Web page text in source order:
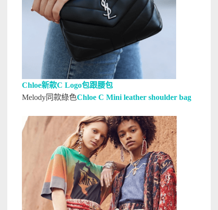
Chloe新款C Logo包跟腰包
Melody同款綠色Chloe C Mini leather shoulder bag